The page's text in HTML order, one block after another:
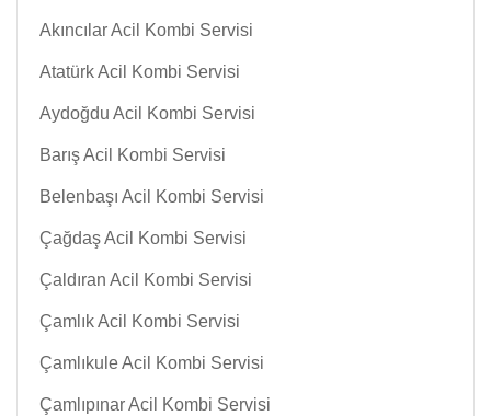
Akıncılar Acil Kombi Servisi
Atatürk Acil Kombi Servisi
Aydoğdu Acil Kombi Servisi
Barış Acil Kombi Servisi
Belenbaşı Acil Kombi Servisi
Çağdaş Acil Kombi Servisi
Çaldıran Acil Kombi Servisi
Çamlık Acil Kombi Servisi
Çamlıkule Acil Kombi Servisi
Çamlıpınar Acil Kombi Servisi